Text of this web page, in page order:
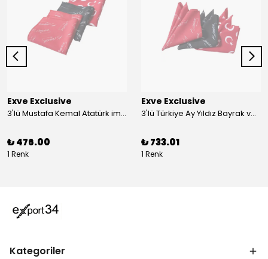
Exve Exclusive
3'lü Mustafa Kemal Atatürk imzalı ve Türkiye Ay Yıldız Bayraklı Kadın Fular Seti
₺ 476.00
1 Renk
Exve Exclusive
3'lü Türkiye Ay Yıldız Bayrak ve Mustafa Kemal Atatürk imzalı Kırmızı Siyah Yaka Mendili Seti
₺ 733.01
1 Renk
Kategoriler